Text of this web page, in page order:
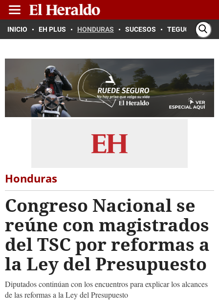
INICIO EH PLUS HONDURAS SUCESOS TEGUCIGALPA
Honduras
Congreso Nacional se
reúne con magistrados
del TSC por reformas a
la Ley del Presupuesto
Diputados continúan con los encuentros para explicar los alcances
de las reformas a la Ley del Presupuesto